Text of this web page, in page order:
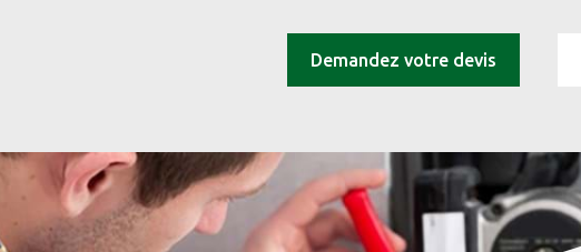
Demandez votre devis